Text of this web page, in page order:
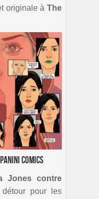
originale à The
Comics
Jones contre
pour les